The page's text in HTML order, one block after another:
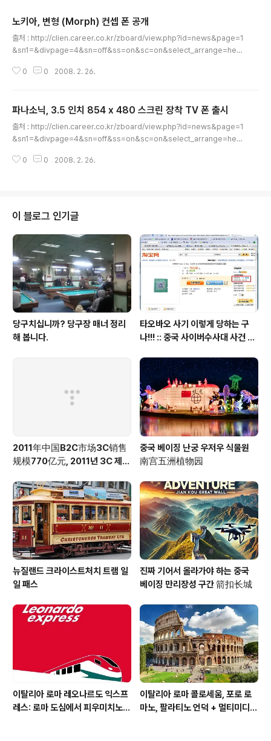
노키아, 변형 (Morph) 컨셉 폰 공개
출처 : http://clien.career.co.kr/zboard/view.php?id=news&page=1
&sn1=&divpage=4&sn=off&ss=on&sc=on&select_arrange=hea
를 채용한 변형 (Morph) 컨셉 폰을 공개했다. 이 변형 컨셉 폰은 나노테크놀로
A)에 전시되어 있다. [소스] http://www.unwiredview.com/2008/02/2
5/nokia-morph-phone-concept/ [경유] http://gizmodo.com..
0 0 2008. 2. 26.
파나소닉, 3.5 인치 854 x 480 스크린 장착 TV 폰 출시
출처 : http://clien.career.co.kr/zboard/view.php?id=news&page=1
&sn1=&divpage=4&sn=off&ss=on&sc=on&select_arrange=hea
을 장착한 TV 폰 P905iTV를 출시했다. 이 슬라이더 폰은 일본 DoCoMo 네
시 230분 통화시간, 160분 비디오 재생시간, 660시간 대기시간 등을 제공한
다고..
0 0 2008. 2. 26.
이 블로그 인기글
당구치십니까? 당구장 매너 정리
해 봅니다.
타오바오 사기 이렇게 당하는 구
나!!! :: 중국 사이버수사대 사건 접
2011年中国B2C市场3C销售
规模770亿元, 2011년 3C 제품
억위엔 :: 韩国正品网 H1 Mall
중국 베이징 난궁 우저우 식물원
南宫五洲植物园
뉴질랜드 크라이스트처치 트램 일
일 패스
진짜 기어서 올라가야 하는 중국
베이징 만리장성 구간 箭扣长城
이탈리아 로마 레오나르도 익스프
레스: 로마 도심에서 피우미치노
이탈리아 로마 콜로세움, 포로 로
마노, 팔라티노 언덕 + 멀티미디어